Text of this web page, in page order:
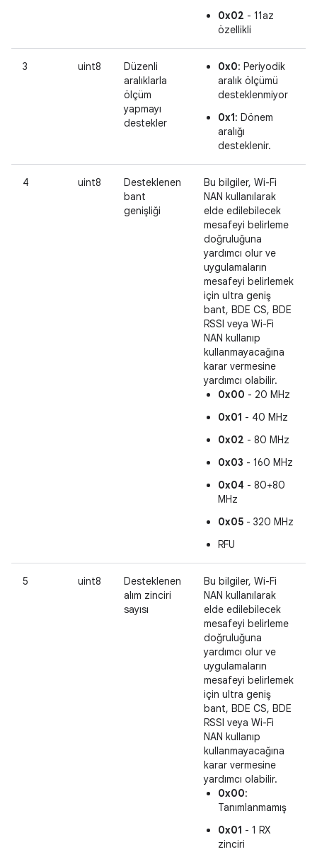
0x02 - 11az
özellikli
3 uint8
Düzenli
aralıklarla
ölçüm
yapmayı
destekler
0x0: Periyodik
aralık ölçümü
desteklenmiyor
0x1: Dönem
aralığı
desteklenir.
4 uint8
Desteklenen
bant
genişliği
Bu bilgiler, Wi-Fi
NAN kullanılarak
elde edilebilecek
mesafeyi belirleme
doğruluğuna
yardımcı olur ve
uygulamaların
mesafeyi belirlemek
için ultra geniş
bant, BDE CS, BDE
RSSI veya Wi-Fi
NAN kullanıp
kullanmayacağına
karar vermesine
yardımcı olabilir.
0x00 - 20 MHz
0x01 - 40 MHz
0x02 - 80 MHz
0x03 - 160 MHz
0x04 - 80+80
MHz
0x05 - 320 MHz
RFU
5 uint8
Desteklenen
alım zinciri
sayısı
Bu bilgiler, Wi-Fi
NAN kullanılarak
elde edilebilecek
mesafeyi belirleme
doğruluğuna
yardımcı olur ve
uygulamaların
mesafeyi belirlemek
için ultra geniş
bant, BDE CS, BDE
RSSI veya Wi-Fi
NAN kullanıp
kullanmayacağına
karar vermesine
yardımcı olabilir.
0x00:
Tanımlanmamış
0x01 - 1 RX
zinciri